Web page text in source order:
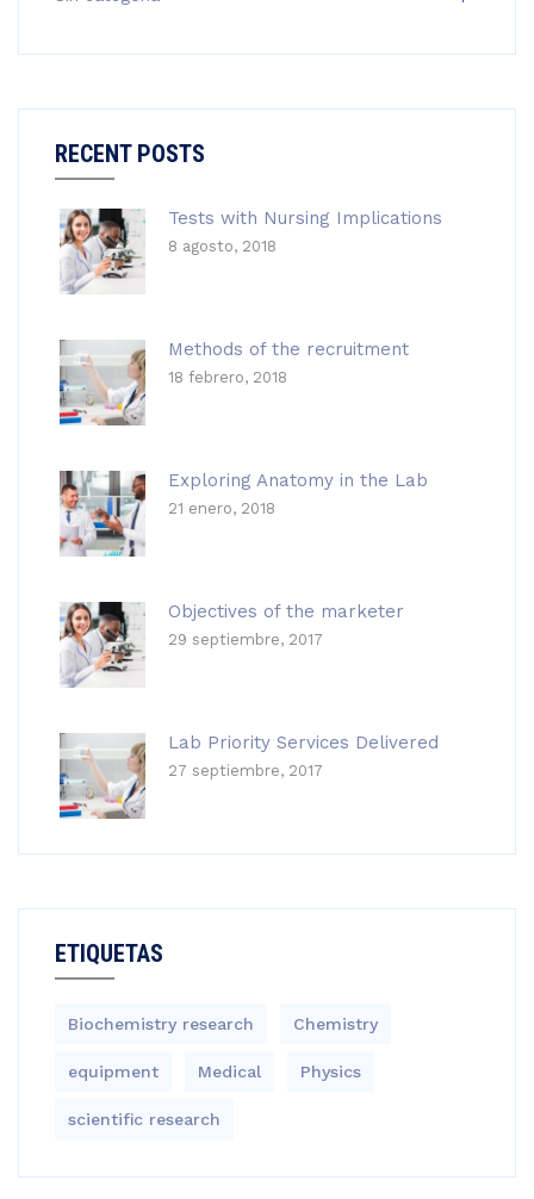
RECENT POSTS
Tests with Nursing Implications
8 agosto, 2018
Methods of the recruitment
18 febrero, 2018
Exploring Anatomy in the Lab
21 enero, 2018
Objectives of the marketer
29 septiembre, 2017
Lab Priority Services Delivered
27 septiembre, 2017
ETIQUETAS
Biochemistry research Chemistry
equipment‎ Medical Physics
scientific research